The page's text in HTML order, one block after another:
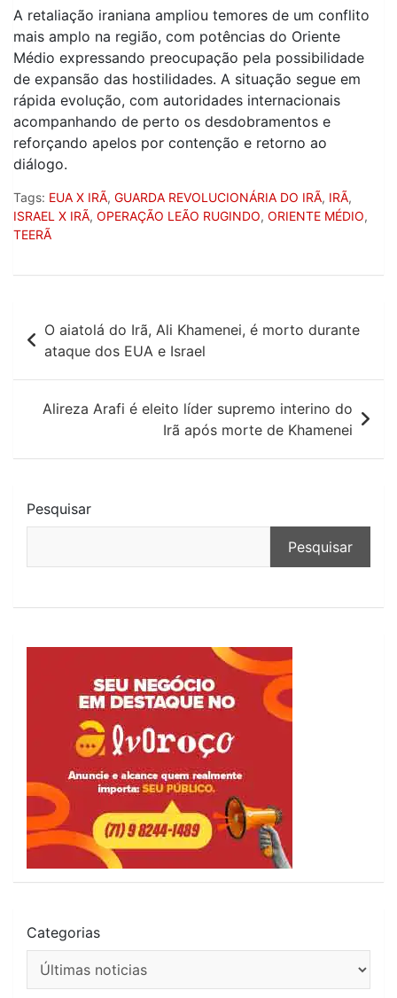
A retaliação iraniana ampliou temores de um conflito
mais amplo na região, com potências do Oriente
Médio expressando preocupação pela possibilidade
de expansão das hostilidades. A situação segue em
rápida evolução, com autoridades internacionais
acompanhando de perto os desdobramentos e
reforçando apelos por contenção e retorno ao
diálogo.
Tags: EUA X IRÃ, GUARDA REVOLUCIONÁRIA DO IRÃ, IRÃ,
ISRAEL X IRÃ, OPERAÇÃO LEÃO RUGINDO, ORIENTE MÉDIO,
TEERÃ
Navegação
de
Post
O aiatolá do Irã, Ali Khamenei, é morto durante
ataque dos EUA e Israel
Alireza Arafi é eleito líder supremo interino do
Irã após morte de Khamenei
Pesquisar
Pesquisar
Categorias